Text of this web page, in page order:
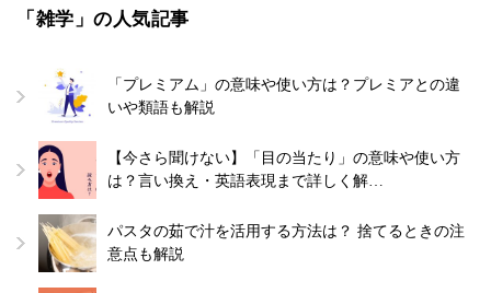
「雑学」の人気記事
「プレミアム」の意味や使い方は？プレミアとの違
いや類語も解説
【今さら聞けない】「目の当たり」の意味や使い方
は？言い換え・英語表現まで詳しく解…
パスタの茹で汁を活用する方法は？ 捨てるときの注
意点も解説